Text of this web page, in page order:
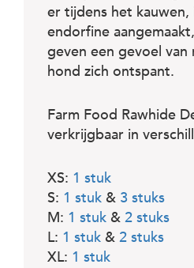
er tijdens het kauwen,
endorfine
geven een gevoel
hond zich ontspant.
Farm Food Rawhide
verkrijgbaar in
XS: 1 stuk
S: 1 stuk & 3 stuks
M: 1 stuk & 2 stuks
L: 1 stuk & 2 stuks
XL: 1 stuk